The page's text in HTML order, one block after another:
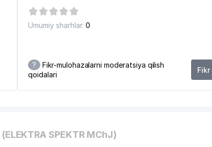
Umumiy sharhlar: 0
?
Fikr-mulohazalarni moderatsiya qilish
qoidalari
(ELEKTRA SPEKTR MChJ)